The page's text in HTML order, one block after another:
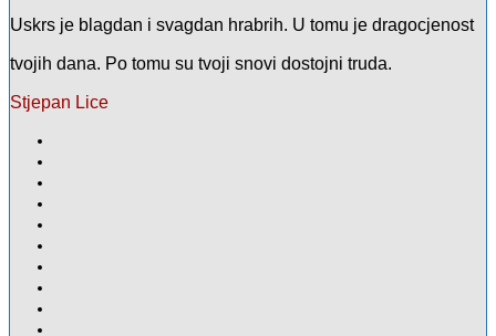
Uskrs je blagdan i svagdan hrabrih. U tomu je dragocjenost
tvojih dana. Po tomu su tvoji snovi dostojni truda.
Stjepan Lice